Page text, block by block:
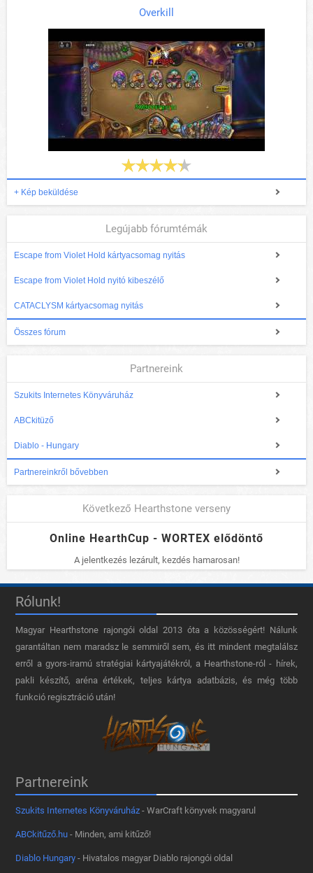
Overkill
+ Kép beküldése
Legújabb fórumtémák
Escape from Violet Hold kártyacsomag nyitás
Escape from Violet Hold nyitó kibeszélő
CATACLYSM kártyacsomag nyitás
Összes fórum
Partnereink
Szukits Internetes Könyváruház
ABCkitüző
Diablo - Hungary
Partnereinkről bővebben
Következő Hearthstone verseny
Online HearthCup - WORTEX elődöntő
A jelentkezés lezárult, kezdés hamarosan!
Rólunk!
Magyar Hearthstone​ rajongói oldal 2013 óta a közösségért! Nálunk
garantáltan nem maradsz le semmiről sem, és itt mindent megtalálsz
erről a gyors-iramú stratégiai kártyajátékról, a Hearthstone-ról - hírek,
pakli készítő, aréna értékek, teljes kártya adatbázis, és még több
funkció regisztráció után!
Partnereink
Szukits Internetes Könyváruház - WarCraft könyvek magyarul
ABCkitűző.hu - Minden, ami kitűző!
Diablo Hungary - Hivatalos magyar Diablo rajongói oldal